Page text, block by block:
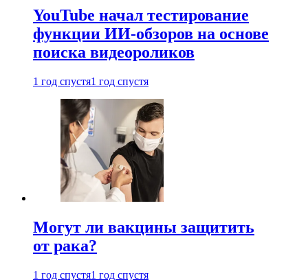
YouTube начал тестирование
функции ИИ-обзоров на основе
поиска видеороликов
1 год спустя1 год спустя
Могут ли вакцины защитить
от рака?
1 год спустя1 год спустя